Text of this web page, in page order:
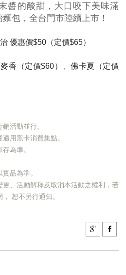
醬的酸甜，大口咬下美味滿
麵包，全台門市陸續上市 ！
優惠價$50（定價$65）
香（定價$60）、佛卡夏（定價
活動並行。
用黑卡消費集點。
為準。
品為準。
、活動解釋及取消本活動之權利，若
恕不另行通知。